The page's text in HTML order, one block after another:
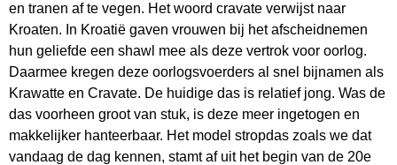
en tranen af te vegen. Het woord cravate verwijst naar
Kroaten. In Kroatië gaven vrouwen bij het afscheidnemen
hun geliefde een shawl mee als deze vertrok voor oorlog.
Daarmee kregen deze oorlogsvoerders al snel bijnamen als
Krawatte en Cravate. De huidige das is relatief jong. Was de
das voorheen groot van stuk, is deze meer ingetogen en
makkelijker hanteerbaar. Het model stropdas zoals we dat
vandaag de dag kennen, stamt af uit het begin van de 20e